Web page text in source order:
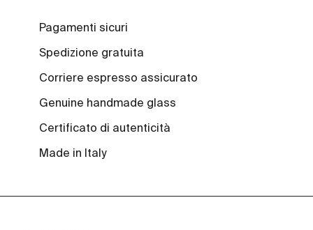
Pagamenti sicuri
Spedizione gratuita
Corriere espresso assicurato
Genuine handmade glass
Certificato di autenticità
Made in Italy